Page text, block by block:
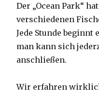
Der „Ocean Park“
verschiedenen
Jede Stunde beginnt
man kann sich
anschließen.
Wir erfahren